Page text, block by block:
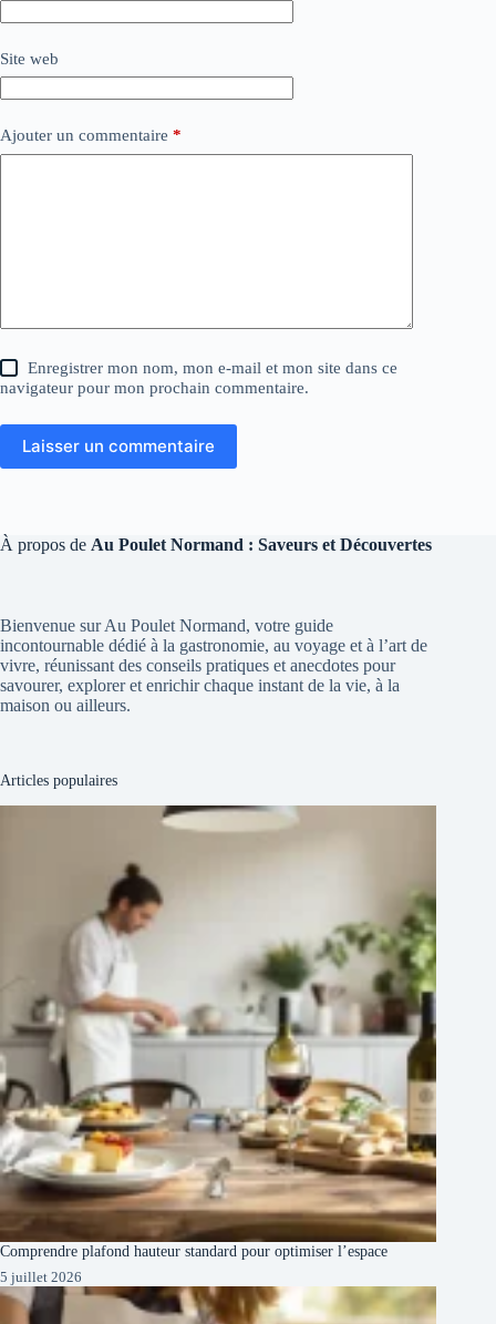
Site web
Ajouter un commentaire *
Enregistrer mon nom, mon e-mail et mon site dans ce
navigateur pour mon prochain commentaire.
Laisser un commentaire
À propos de Au Poulet Normand : Saveurs et Découvertes
Bienvenue sur Au Poulet Normand, votre guide
incontournable dédié à la gastronomie, au voyage et à l’art de
vivre, réunissant des conseils pratiques et anecdotes pour
savourer, explorer et enrichir chaque instant de la vie, à la
maison ou ailleurs.
Articles populaires
Comprendre plafond hauteur standard pour optimiser l’espace
5 juillet 2026